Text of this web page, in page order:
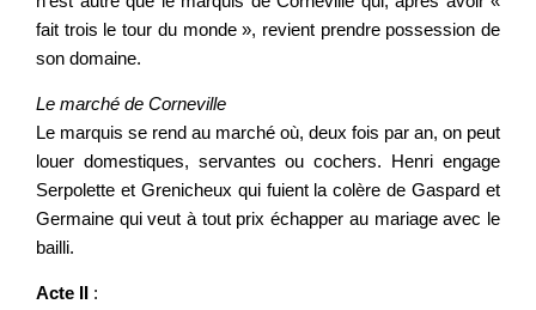
fait trois le tour du monde », revient prendre possession de
son domaine.
Le marché de Corneville
Le marquis se rend au marché où, deux fois par an, on peut
louer domestiques, servantes ou cochers. Henri engage
Serpolette et Grenicheux qui fuient la colère de Gaspard et
Germaine qui veut à tout prix échapper au mariage avec le
bailli.
Acte II :